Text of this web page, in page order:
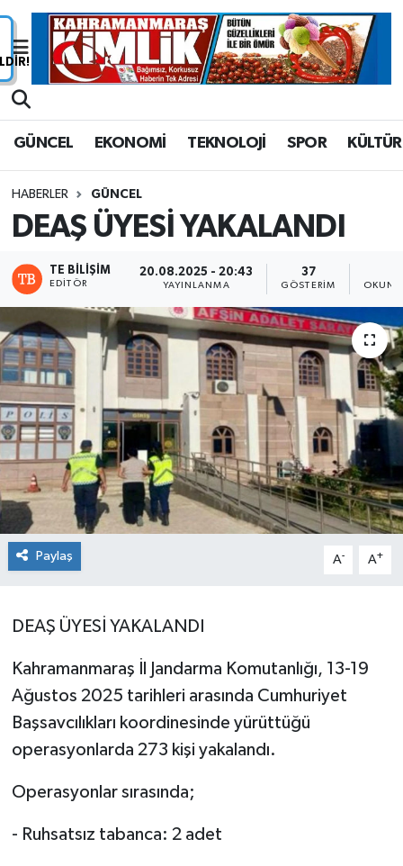
GÜNCEL EKONOMİ TEKNOLOJİ SPOR KÜLTÜR
HABERLER GÜNCEL
DEAŞ ÜYESİ YAKALANDI
TE BILIŞIM
EDITÖR
20.08.2025 - 20:43
YAYINLANMA
37
GÖSTERIM
Paylaş A- A+
DEAŞ ÜYESİ YAKALANDI
Kahramanmaraş İl Jandarma Komutanlığı, 13-19
Ağustos 2025 tarihleri arasında Cumhuriyet
Başsavcılıkları koordinesinde yürüttüğü
operasyonlarda 273 kişi yakalandı.
Operasyonlar sırasında;
- Ruhsatsız tabanca: 2 adet
Nöbetçi Eczaneler
Trafik Durumu
Son Dakika Haberleri
Haber Arşivi